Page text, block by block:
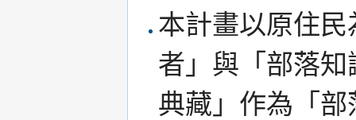
本計畫以原住
者」與「部落
典藏」作為「